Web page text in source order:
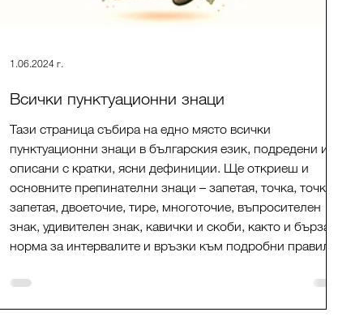
Всички пунктуационни знаци
Тази страница събира на едно място всички
пунктуационни знаци в българския език, подредени и
описани с кратки, ясни дефиниции. Ще откриеш и
основните препинателни знаци – запетая, точка, точка и
запетая, двоеточие, тире, многоточие, въпросителен
знак, удивителен знак, кавички и скоби, както и бърза
норма за интервалите и връзки към подробни правила
1.06.2024 г.